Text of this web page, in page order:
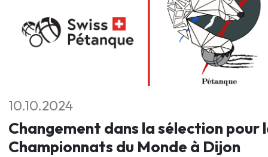
10.10.2024
Changement dans la sélection pour
Championnats du Monde à Dijon